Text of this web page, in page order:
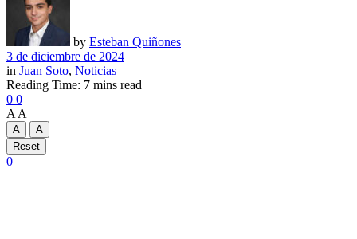
by Esteban Quiñones
3 de diciembre de 2024
in Juan Soto, Noticias
Reading Time: 7 mins read
0 0
A A
A
A
Reset
0